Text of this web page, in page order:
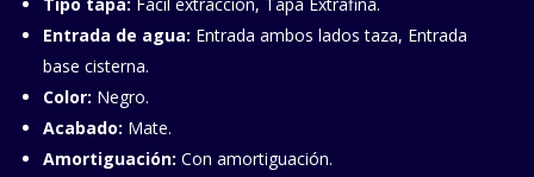
Tipo tapa: Fácil extracción, Tapa Extrafina.
Entrada de agua: Entrada ambos lados taza, Entrada
base cisterna.
Color: Negro.
Acabado: Mate.
Amortiguación: Con amortiguación.